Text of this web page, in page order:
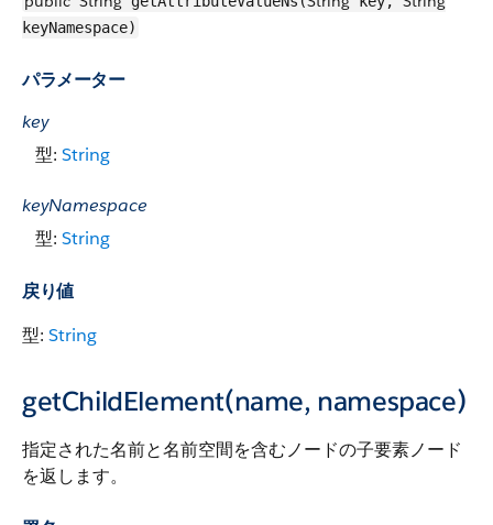
keyNamespace)
パラメーター
key
型: String
keyNamespace
型: String
戻り値
型: String
getChildElement(name, namespace)
指定された名前と名前空間を含むノードの子要素ノード
を返します。